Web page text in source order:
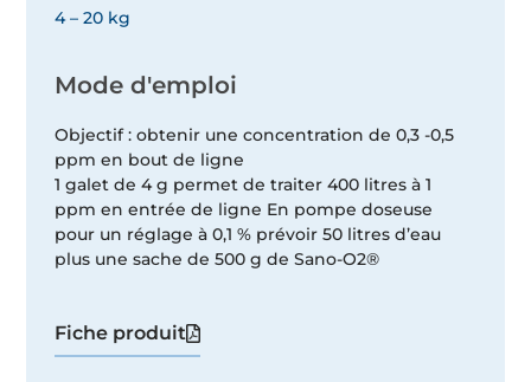
4 – 20 kg
Mode d'emploi
Objectif : obtenir une concentration de 0,3 -0,5
ppm en bout de ligne
1 galet de 4 g permet de traiter 400 litres à 1
ppm en entrée de ligne En pompe doseuse
pour un réglage à 0,1 % prévoir 50 litres d’eau
plus une sache de 500 g de Sano-O2®
Fiche produit